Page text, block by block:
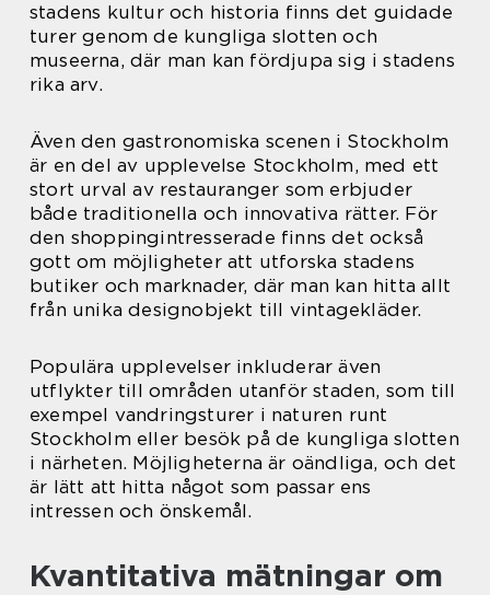
stadens kultur och historia finns det guidade
turer genom de kungliga slotten och
museerna, där man kan fördjupa sig i stadens
rika arv.
Även den gastronomiska scenen i Stockholm
är en del av upplevelse Stockholm, med ett
stort urval av restauranger som erbjuder
både traditionella och innovativa rätter. För
den shoppingintresserade finns det också
gott om möjligheter att utforska stadens
butiker och marknader, där man kan hitta allt
från unika designobjekt till vintagekläder.
Populära upplevelser inkluderar även
utflykter till områden utanför staden, som till
exempel vandringsturer i naturen runt
Stockholm eller besök på de kungliga slotten
i närheten. Möjligheterna är oändliga, och det
är lätt att hitta något som passar ens
intressen och önskemål.
Kvantitativa mätningar om